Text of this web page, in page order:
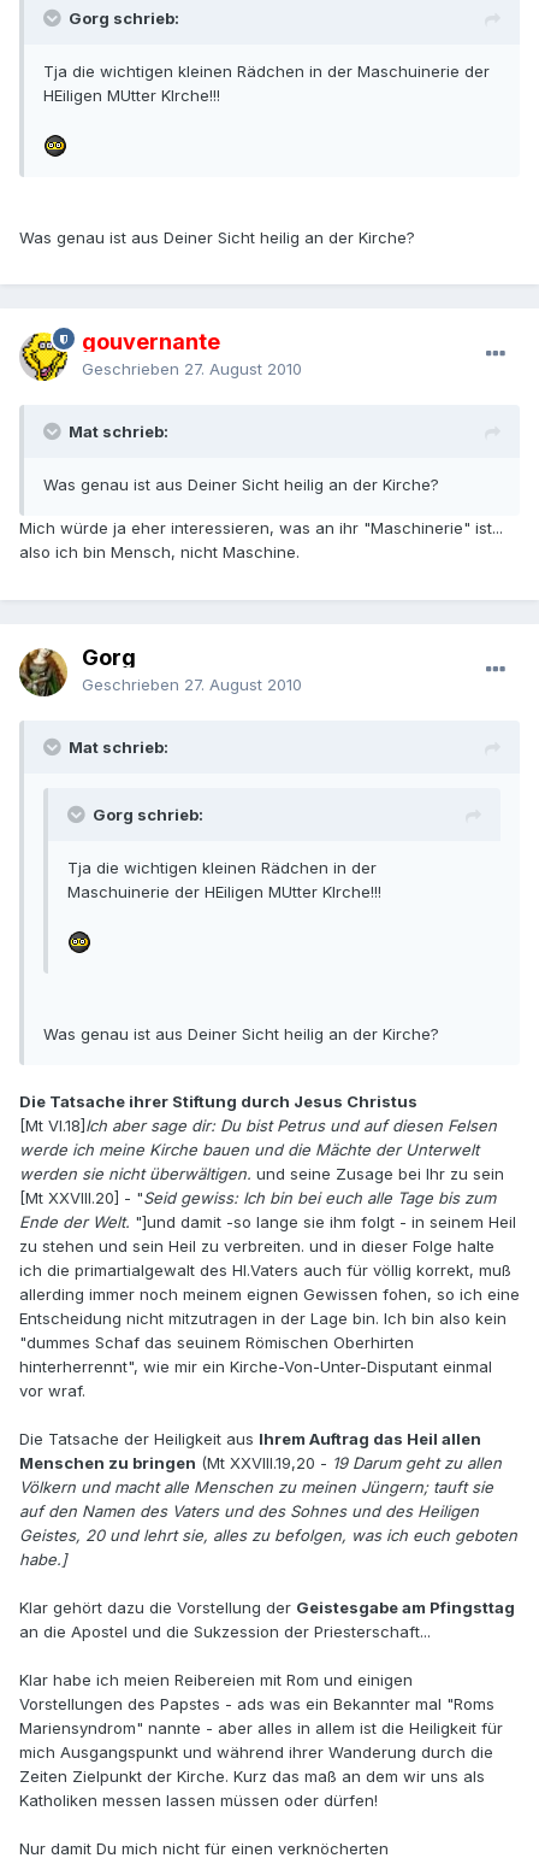
Gorg schrieb:
Tja die wichtigen kleinen Rädchen in der Maschuinerie der
HEiligen MUtter KIrche!!!
Was genau ist aus Deiner Sicht heilig an der Kirche?
gouvernante
Geschrieben 27. August 2010
Mat schrieb:
Was genau ist aus Deiner Sicht heilig an der Kirche?
Mich würde ja eher interessieren, was an ihr "Maschinerie" ist...
also ich bin Mensch, nicht Maschine.
Gorg
Geschrieben 27. August 2010
Mat schrieb:
Gorg schrieb:
Tja die wichtigen kleinen Rädchen in der
Maschuinerie der HEiligen MUtter KIrche!!!
Was genau ist aus Deiner Sicht heilig an der Kirche?
Die Tatsache ihrer Stiftung durch Jesus Christus
[Mt VI.18]Ich aber sage dir: Du bist Petrus und auf diesen Felsen
werde ich meine Kirche bauen und die Mächte der Unterwelt
werden sie nicht überwältigen. und seine Zusage bei Ihr zu sein
[Mt XXVIII.20] - "Seid gewiss: Ich bin bei euch alle Tage bis zum
Ende der Welt. "]und damit -so lange sie ihm folgt - in seinem Heil
zu stehen und sein Heil zu verbreiten. und in dieser Folge halte
ich die primartialgewalt des Hl.Vaters auch für völlig korrekt, muß
allerding immer noch meinem eignen Gewissen fohen, so ich eine
Entscheidung nicht mitzutragen in der Lage bin. Ich bin also kein
"dummes Schaf das seuinem Römischen Oberhirten
hinterherrennt", wie mir ein Kirche-Von-Unter-Disputant einmal
vor wraf.
Die Tatsache der Heiligkeit aus Ihrem Auftrag das Heil allen
Menschen zu bringen (Mt XXVIII.19,20 - 19 Darum geht zu allen
Völkern und macht alle Menschen zu meinen Jüngern; tauft sie
auf den Namen des Vaters und des Sohnes und des Heiligen
Geistes, 20 und lehrt sie, alles zu befolgen, was ich euch geboten
habe.]
Klar gehört dazu die Vorstellung der Geistesgabe am Pfingsttag
an die Apostel und die Sukzession der Priesterschaft...
Klar habe ich meien Reibereien mit Rom und einigen
Vorstellungen des Papstes - ads was ein Bekannter mal "Roms
Mariensyndrom" nannte - aber alles in allem ist die Heiligkeit für
mich Ausgangspunkt und während ihrer Wanderung durch die
Zeiten Zielpunkt der Kirche. Kurz das maß an dem wir uns als
Katholiken messen lassen müssen oder dürfen!
Nur damit Du mich nicht für einen verknöcherten